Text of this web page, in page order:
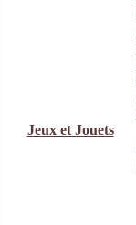
Jeux et Jouets